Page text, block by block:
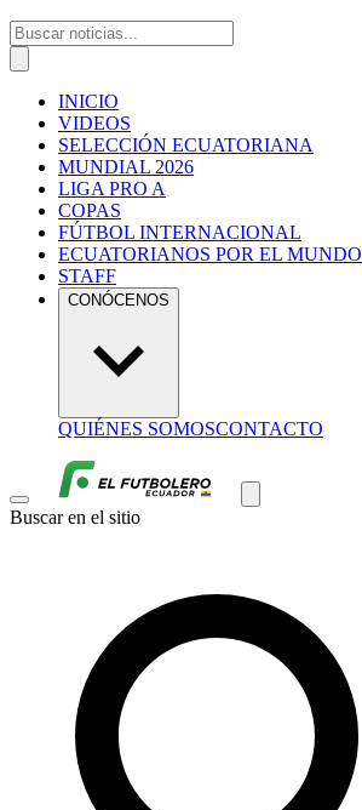
INICIO
VIDEOS
SELECCIÓN ECUATORIANA
MUNDIAL 2026
LIGA PRO A
COPAS
FÚTBOL INTERNACIONAL
ECUATORIANOS POR EL MUNDO
STAFF
CONÓCENOS
QUIÉNES SOMOSCONTACTO
Buscar en el sitio